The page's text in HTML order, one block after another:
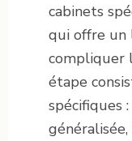
cabinets
qui offre un
compliquer
étape
spécifiques